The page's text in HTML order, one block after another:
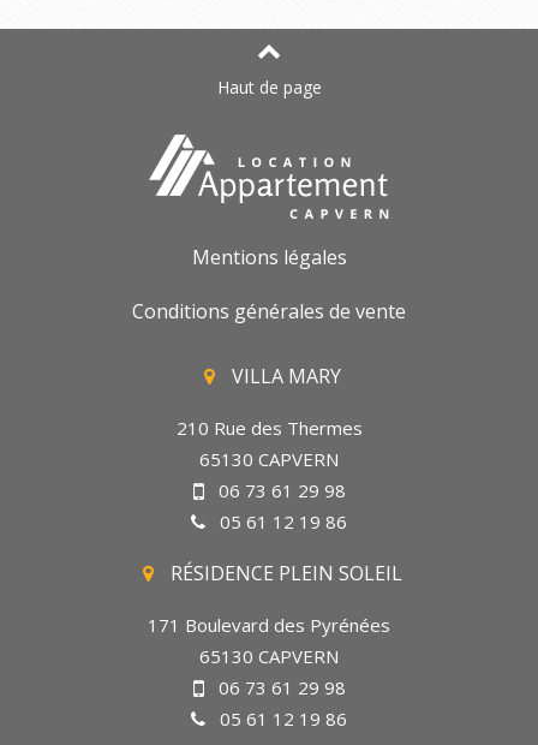
Haut de page
Mentions légales
Conditions générales de vente
VILLA MARY
210 Rue des Thermes
65130 CAPVERN
06 73 61 29 98
05 61 12 19 86
RÉSIDENCE PLEIN SOLEIL
171 Boulevard des Pyrénées
65130 CAPVERN
06 73 61 29 98
05 61 12 19 86